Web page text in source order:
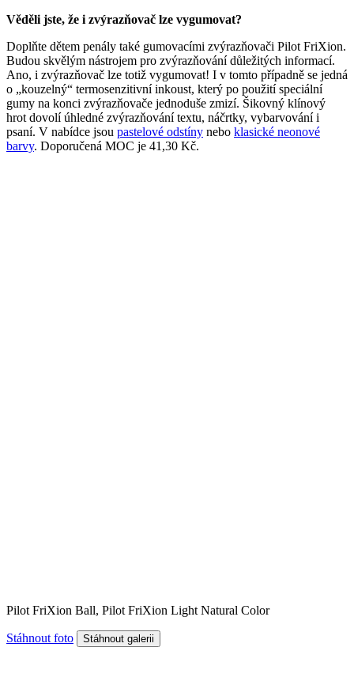
Věděli jste, že i zvýrazňovač lze vygumovat?
Doplňte dětem penály také gumovacími zvýrazňovači Pilot FriXion.
Budou skvělým nástrojem pro zvýrazňování důležitých informací.
Ano, i zvýrazňovač lze totiž vygumovat! I v tomto případně se jedná
o „kouzelný“ termosenzitivní inkoust, který po použití speciální
gumy na konci zvýrazňovače jednoduše zmizí. Šikovný klínový
hrot dovolí úhledné zvýrazňování textu, náčrtky, vybarvování i
psaní. V nabídce jsou pastelové odstíny nebo klasické neonové
barvy. Doporučená MOC je 41,30 Kč.
Pilot FriXion Ball, Pilot FriXion Light Natural Color
Stáhnout foto